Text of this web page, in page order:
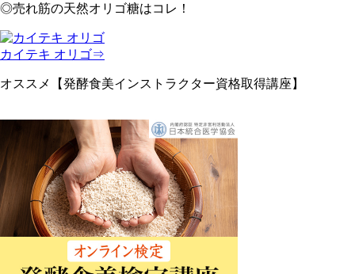
◎売れ筋の天然オリゴ糖はコレ！
カイテキ オリゴ⇒
オススメ【発酵食美インストラクター資格取得講座】